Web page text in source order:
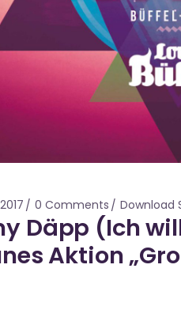
0 Comments Download
Däpp (Ich
Aktion